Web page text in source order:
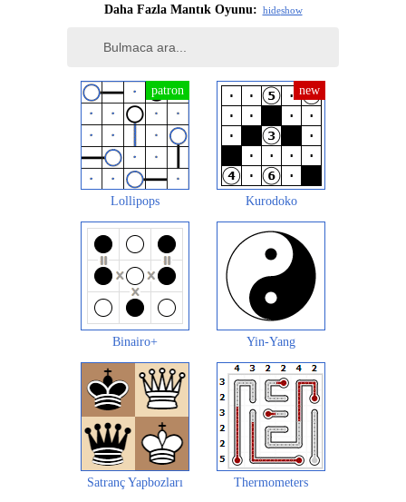
Daha Fazla Mantık Oyunu: hideshow
Lollipops Kurodoko
Binairo+ Yin-Yang
Satranç Yapbozları Thermometers